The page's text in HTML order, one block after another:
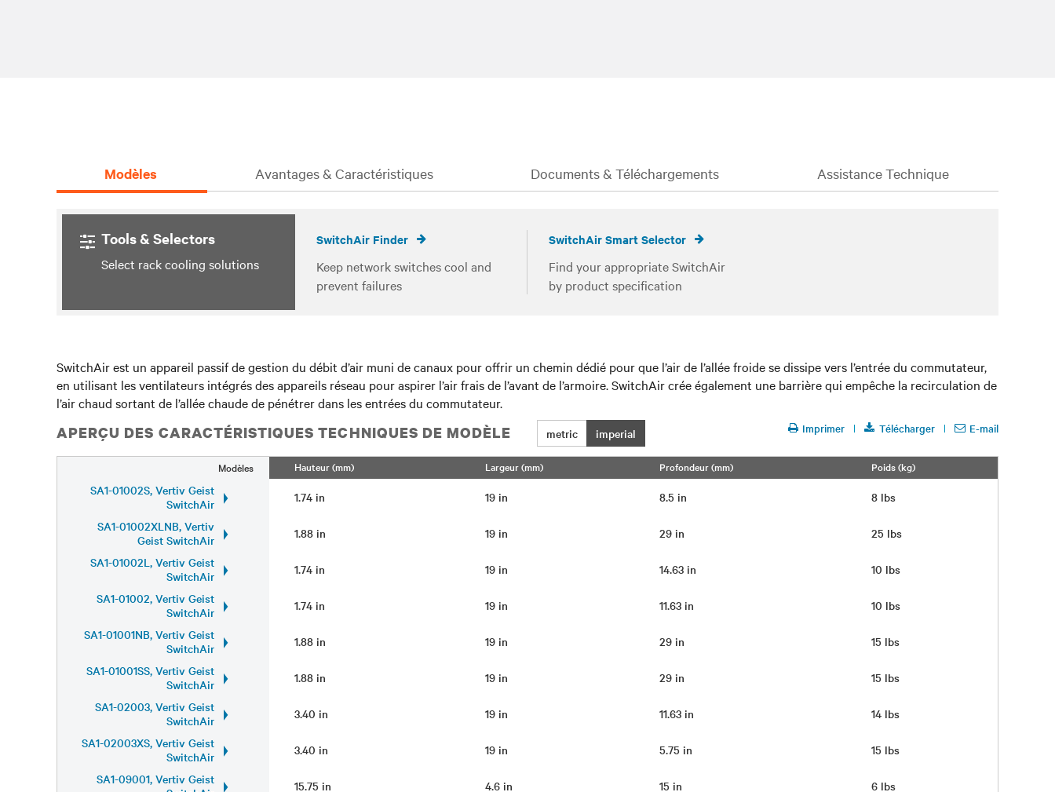
Modèles Avantages & Caractéristiques Documents & Téléchargements Assistance Technique
Tools & Selectors
Select rack cooling solutions
SwitchAir Finder
Keep network switches cool and
prevent failures
SwitchAir Smart Selector
Find your appropriate SwitchAir
by product specification
SwitchAir est un appareil passif de gestion du débit d’air muni de canaux pour offrir un chemin dédié pour que l’air de l’allée froide se dissipe vers l’entrée du commutateur,
en utilisant les ventilateurs intégrés des appareils réseau pour aspirer l’air frais de l’avant de l’armoire. SwitchAir crée également une barrière qui empêche la recirculation de
l’air chaud sortant de l’allée chaude de pénétrer dans les entrées du commutateur.
APERÇU DES CARACTÉRISTIQUES TECHNIQUES DE MODÈLE metric imperial Imprimer Télécharger E-mail
Modèles Hauteur (mm) Largeur (mm) Profondeur (mm) Poids (kg)
SA1-01002S, Vertiv Geist
SwitchAir
1.74 in 19 in 8.5 in
8 lbs
SA1-01002XLNB, Vertiv
Geist SwitchAir
1.88 in 19 in 29 in
25 lbs
SA1-01002L, Vertiv Geist
SwitchAir
1.74 in 19 in 14.63 in
10 lbs
SA1-01002, Vertiv Geist
SwitchAir
1.74 in 19 in 11.63 in
10 lbs
SA1-01001NB, Vertiv Geist
SwitchAir
1.88 in 19 in 29 in
15 lbs
SA1-01001SS, Vertiv Geist
SwitchAir
1.88 in 19 in 29 in
15 lbs
SA1-02003, Vertiv Geist
SwitchAir
3.40 in 19 in 11.63 in
14 lbs
SA1-02003XS, Vertiv Geist
SwitchAir
3.40 in 19 in 5.75 in
15 lbs
SA1-09001, Vertiv Geist
15.75 in 4.6 in 15 in
6 lbs